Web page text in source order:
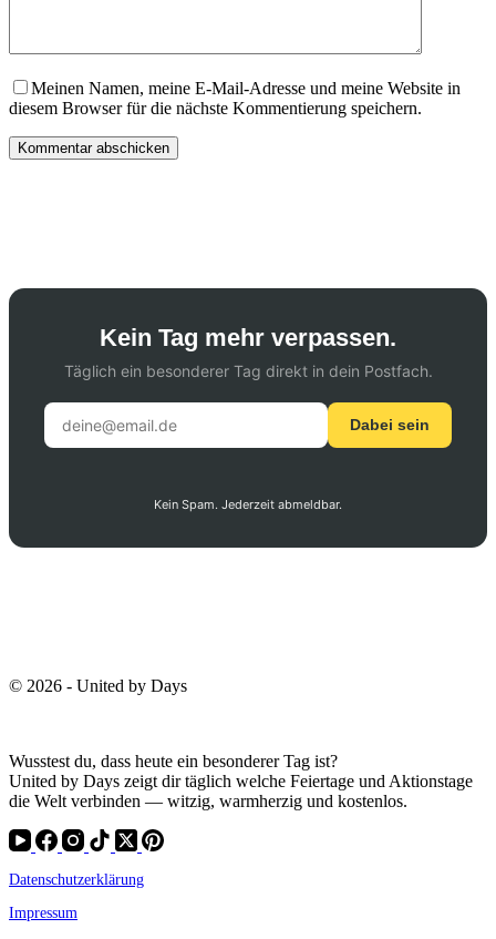
Meinen Namen, meine E-Mail-Adresse und meine Website in
diesem Browser für die nächste Kommentierung speichern.
Kommentar abschicken
Kein Tag mehr verpassen.
Täglich ein besonderer Tag direkt in dein Postfach.
Dabei sein
Kein Spam. Jederzeit abmeldbar.
© 2026 - United by Days
Wusstest du, dass heute ein besonderer Tag ist?
United by Days zeigt dir täglich welche Feiertage und Aktionstage
die Welt verbinden — witzig, warmherzig und kostenlos.
Datenschutzerklärung
Impressum